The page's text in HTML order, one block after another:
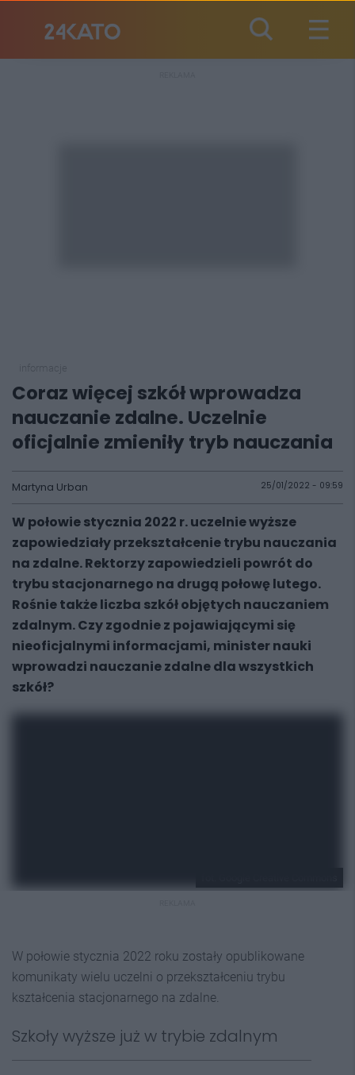
Coraz więcej szkół wprowadza
nauczanie zdalne. Uczelnie
oficjalnie zmieniły tryb nauczania
Martyna Urban 25/01/2022 - 09:59
W połowie stycznia 2022 r. uczelnie wyższe
zapowiedziały przekształcenie trybu nauczania
na zdalne. Rektorzy zapowiedzieli powrót do
trybu stacjonarnego na drugą połowę lutego.
Rośnie także liczba szkół objętych nauczaniem
zdalnym. Czy zgodnie z pojawiającymi się
nieoficjalnymi informacjami, minister nauki
wprowadzi nauczanie zdalne dla wszystkich
szkół?
W połowie stycznia 2022 roku zostały opublikowane
komunikaty wielu uczelni o przekształceniu trybu
kształcenia stacjonarnego na zdalne.
Szkoły wyższe już w trybie zdalnym